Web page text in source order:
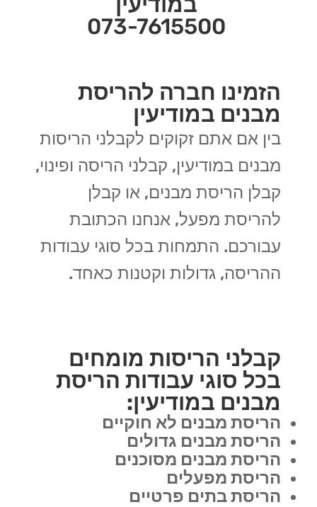
073-7615500
הזמינו חברה להריסת
מבנים במודיעין
בין אם אתם זקוקים לקבלני הריסות
מבנים במודיעין, קבלני הריסה ופינוי,
קבלן הריסת מבנים, או קבלן
להריסת מפעל, אנחנו הכתובת
עבורכם. התמחות בכל סוגי עבודות
ההריסה, גדולות וקטנות כאחד.
קבלני הריסות מומחים
בכל סוגי עבודות הריסת
מבנים במודיעין:
הריסת מבנים לא חוקיים
הריסת מבנים גדולים
הריסת מבנים מסוכנים
הריסת מפעלים
הריסת בתים פרטיים